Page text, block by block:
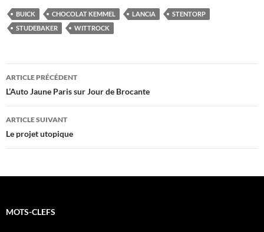
BUICK CHOCOLAT KEMMEL LANCIA
STENTORP
STUDEBAKER
WITTROCK
Navigation
des
articles
ARTICLE PRÉCÉDENT
L’Auto Jaune Paris sur Jour de Brocante
ARTICLE SUIVANT
Le projet utopique
MOTS-CLEFS